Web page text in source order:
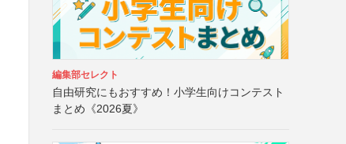
編集部セレクト
自由研究にもおすすめ！小学生向けコンテスト
まとめ《2026夏》